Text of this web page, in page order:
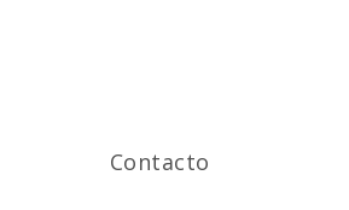
Contacto